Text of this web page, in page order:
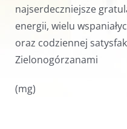
najserdeczniejsze
energii, wielu
oraz codziennej
Zielonogórzanami
(mg)